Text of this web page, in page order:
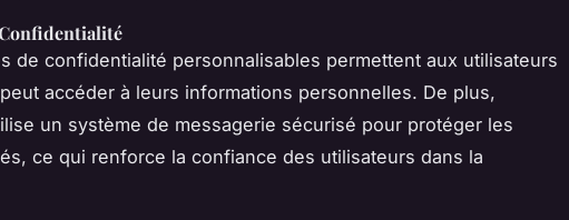
de confidentialité personnalisables permettent aux utilisateurs
accéder à leurs informations personnelles. De plus,
un système de messagerie sécurisé pour protéger les
ce qui renforce la confiance des utilisateurs dans la